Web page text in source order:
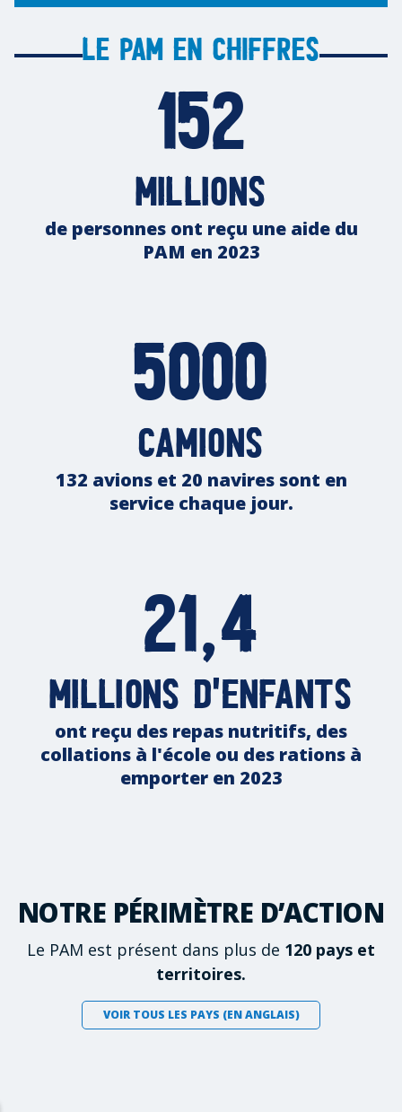
Le PAM en chiffres
152
millions
de personnes ont reçu une aide du
PAM en 2023
5000
camions
132 avions et 20 navires sont en
service chaque jour.
21,4
millions d'enfants
ont reçu des repas nutritifs, des
collations à l'école ou des rations à
emporter en 2023
NOTRE PÉRIMÈTRE D’ACTION
Le PAM est présent dans plus de 120 pays et
territoires.
VOIR TOUS LES PAYS (EN ANGLAIS)